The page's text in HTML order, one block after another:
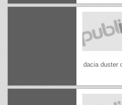
dacia duster